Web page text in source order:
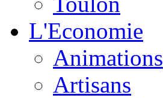
L'Economie
Animations
Artisans